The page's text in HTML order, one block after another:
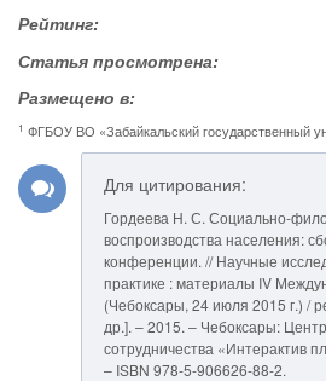
Рейтинг:
Статья просмотрена:
Размещено в:
1 ФГБОУ ВО «Забайкальский государственный
Для цитирования:
Гордеева Н. С. Социально-
воспроизводства населения:
конференции. // Научные
практике : материалы IV
(Чебоксары, 24 июля 2015 г.) /
др.]. – 2015. – Чебоксары:
сотрудничества «Интерактив
– ISBN 978-5-906626-88-2.